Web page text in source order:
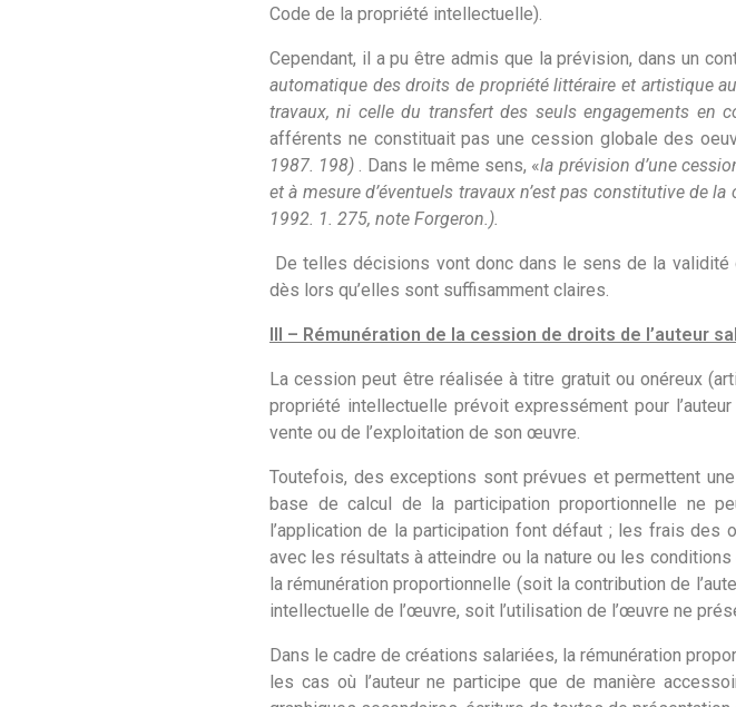
Code de la propriété intellectuelle).
Cependant, il a pu être admis que la prévision, dans un
automatique des droits de propriété littéraire et artistique
travaux, ni celle du transfert des seuls engagements en
afférents ne constituait pas une cession globale des
1987. 198). Dans le même sens, «la prévision d’une
et à mesure d’éventuels travaux n’est pas constitutive de
1992. 1. 275, note Forgeron.).
De telles décisions vont donc dans le sens de la
dès lors qu’elles sont suffisamment claires.
III – Rémunération de la cession de droits de l’auteur
La cession peut être réalisée à titre gratuit ou onéreux
propriété intellectuelle prévoit expressément pour
vente ou de l’exploitation de son œuvre.
Toutefois, des exceptions sont prévues et permettent
base de calcul de la participation proportionnelle ne
l’application de la participation font défaut ; les frais
avec les résultats à atteindre ou la nature ou les
la rémunération proportionnelle (soit la contribution de
intellectuelle de l’œuvre, soit l’utilisation de l’œuvre ne
Dans le cadre de créations salariées, la rémunération
les cas où l’auteur ne participe que de manière